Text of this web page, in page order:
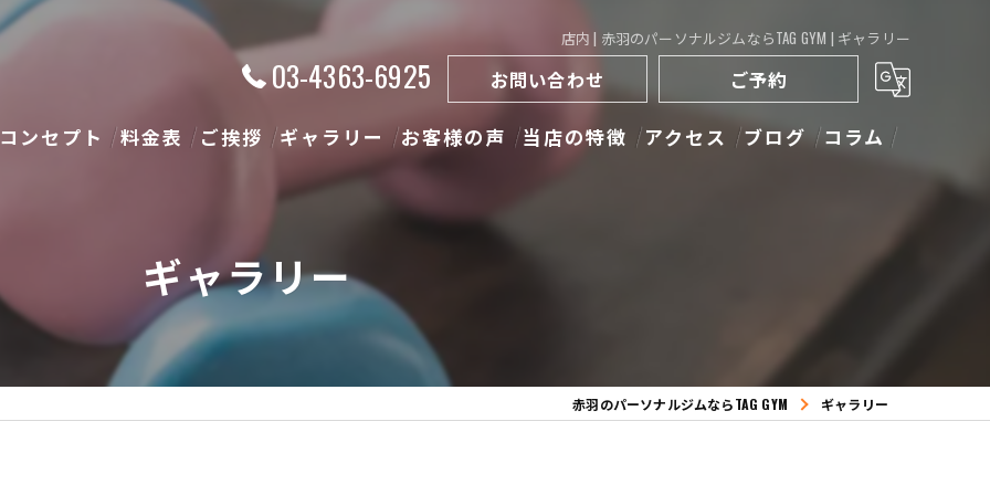
店内 | 赤羽のパーソナルジムならTAG GYM | ギャラリー
03-4363-6925 お問い合わせ ご予約
ンセプト 料金表 ご挨拶 ギャラリー お客様の声 当店の特徴 アクセス ブログ コラム
ギャラリー
赤羽のパーソナルジムならTAG GYM ギャラリー